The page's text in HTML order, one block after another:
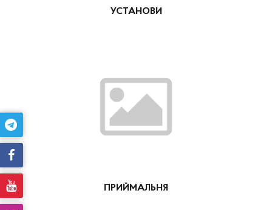
УСТАНОВИ
ПРИЙМАЛЬНЯ